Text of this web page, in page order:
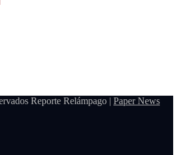
Reporte Relámpago | Paper News